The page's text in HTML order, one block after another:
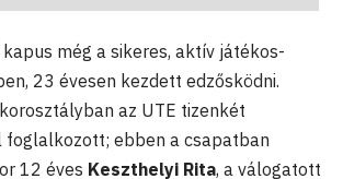
még a sikeres, aktív játékos-
23 évesen kezdett edzősködni.
az UTE tizenkét
foglalkozott; ebben a csapatban
12 éves Keszthelyi Rita, a válogatott